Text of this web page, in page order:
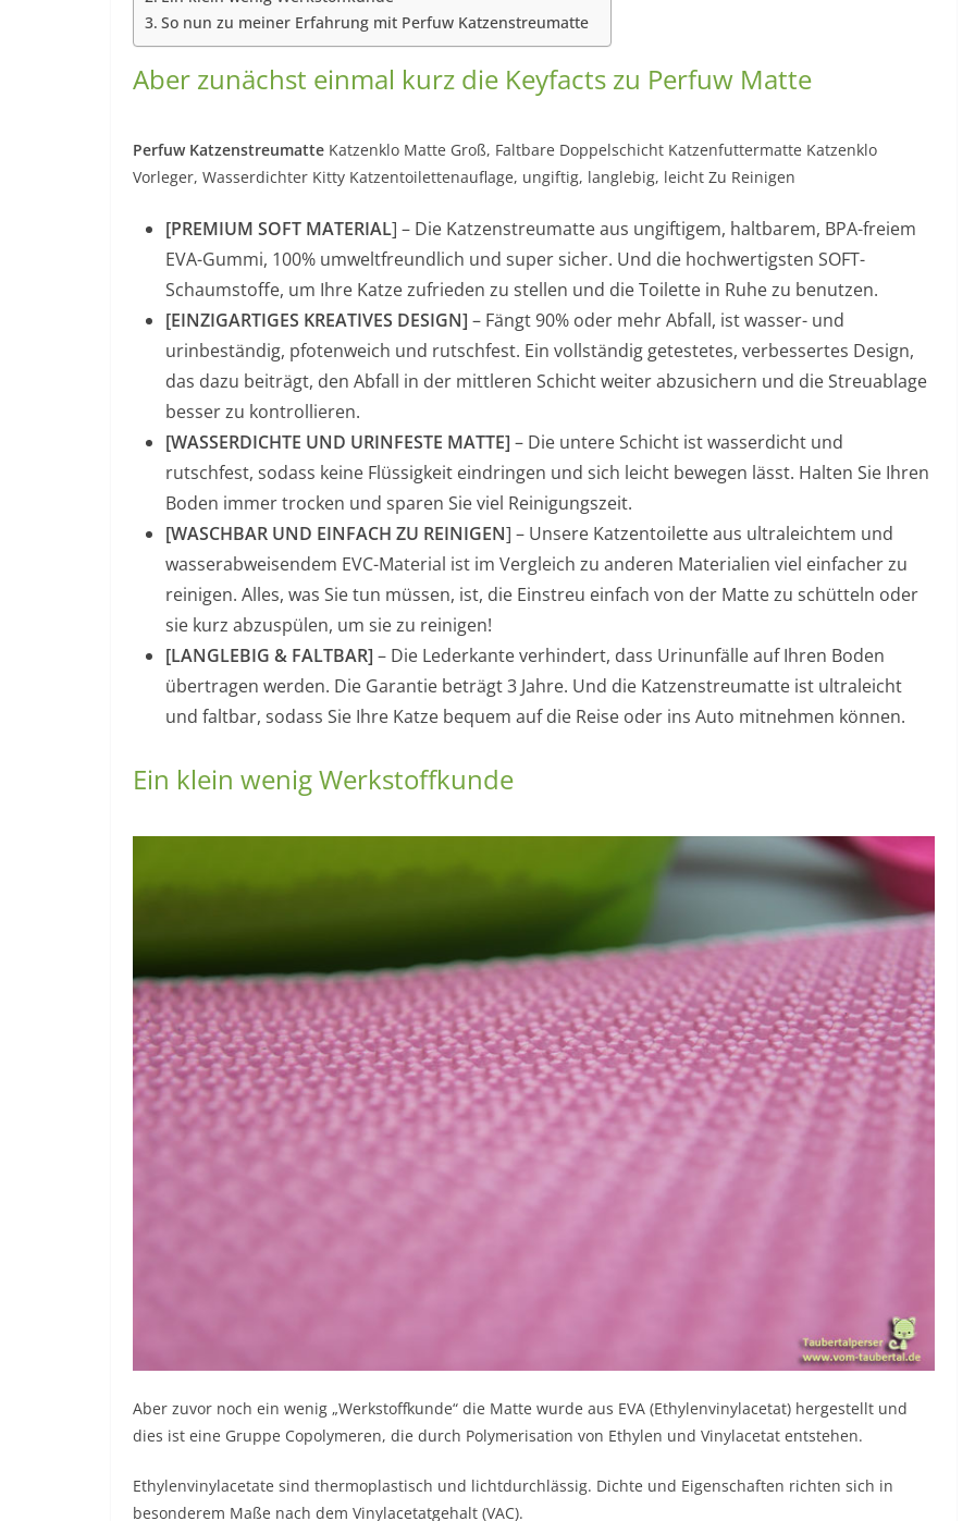
So nun zu meiner Erfahrung mit Perfuw Katzenstreumatte
Aber zunächst einmal kurz die Keyfacts zu Perfuw Matte
Perfuw Katzenstreumatte Katzenklo Matte Groß, Faltbare Doppelschicht Katzenfuttermatte Katzenklo
Vorleger, Wasserdichter Kitty Katzentoilettenauflage, ungiftig, langlebig, leicht Zu Reinigen
[PREMIUM SOFT MATERIAL] – Die Katzenstreumatte aus ungiftigem, haltbarem, BPA-freiem
EVA-Gummi, 100% umweltfreundlich und super sicher. Und die hochwertigsten SOFT-
Schaumstoffe, um Ihre Katze zufrieden zu stellen und die Toilette in Ruhe zu benutzen.
[EINZIGARTIGES KREATIVES DESIGN] – Fängt 90% oder mehr Abfall, ist wasser- und
urinbeständig, pfotenweich und rutschfest. Ein vollständig getestetes, verbessertes Design,
das dazu beiträgt, den Abfall in der mittleren Schicht weiter abzusichern und die Streuablage
besser zu kontrollieren.
[WASSERDICHTE UND URINFESTE MATTE] – Die untere Schicht ist wasserdicht und
rutschfest, sodass keine Flüssigkeit eindringen und sich leicht bewegen lässt. Halten Sie Ihren
Boden immer trocken und sparen Sie viel Reinigungszeit.
[WASCHBAR UND EINFACH ZU REINIGEN] – Unsere Katzentoilette aus ultraleichtem und
wasserabweisendem EVC-Material ist im Vergleich zu anderen Materialien viel einfacher zu
reinigen. Alles, was Sie tun müssen, ist, die Einstreu einfach von der Matte zu schütteln oder
sie kurz abzuspülen, um sie zu reinigen!
[LANGLEBIG & FALTBAR] – Die Lederkante verhindert, dass Urinunfälle auf Ihren Boden
übertragen werden. Die Garantie beträgt 3 Jahre. Und die Katzenstreumatte ist ultraleicht
und faltbar, sodass Sie Ihre Katze bequem auf die Reise oder ins Auto mitnehmen können.
Ein klein wenig Werkstoffkunde
Aber zuvor noch ein wenig „Werkstoffkunde“ die Matte wurde aus EVA (Ethylenvinylacetat) hergestellt und
dies ist eine Gruppe Copolymeren, die durch Polymerisation von Ethylen und Vinylacetat entstehen.
Ethylenvinylacetate sind thermoplastisch und lichtdurchlässig. Dichte und Eigenschaften richten sich in
besonderem Maße nach dem Vinylacetatgehalt (VAC).